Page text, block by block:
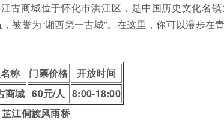
古商城位于怀化市洪江区，是中国历史文化名
被誉为“湘西第一古城”。在这里，你可以漫步在
称 门票价格
开放时间
商城 60元/人 8:00-18:00
江侗族风雨桥